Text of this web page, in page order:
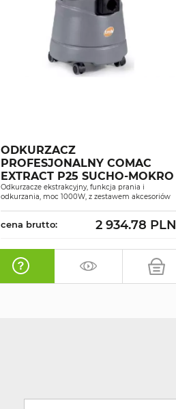
ODKURZACZ
PROFESJONALNY COMAC
EXTRACT P25 SUCHO-MOKRO
Odkurzacze ekstrakcyjny, funkcja prania i
odkurzania, moc 1000W, z zestawem akcesoriów
cena brutto: 2 934.78 PLN